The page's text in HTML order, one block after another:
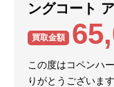
ングコート
買取金額
この度はコペンハ
りがとうございま